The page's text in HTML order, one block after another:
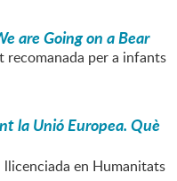
are Going on a Bear
recomanada per a infants
la Unió Europea. Què
en Humanitats